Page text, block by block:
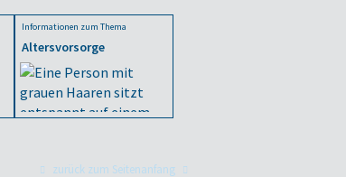
Informationen zum Thema
Altersvorsorge
zurück zum Seitenanfang